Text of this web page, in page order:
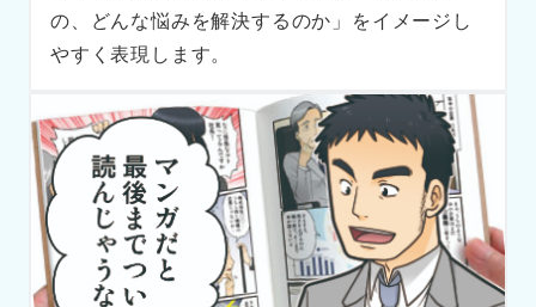
の、どんな悩みを解決するのか」をイメージし
やすく表現します。